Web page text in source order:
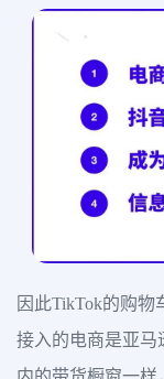
因此TikTok的购
接入的电商是亚马